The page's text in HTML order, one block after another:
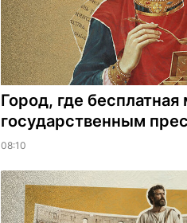
Город, где
государственным
08:10